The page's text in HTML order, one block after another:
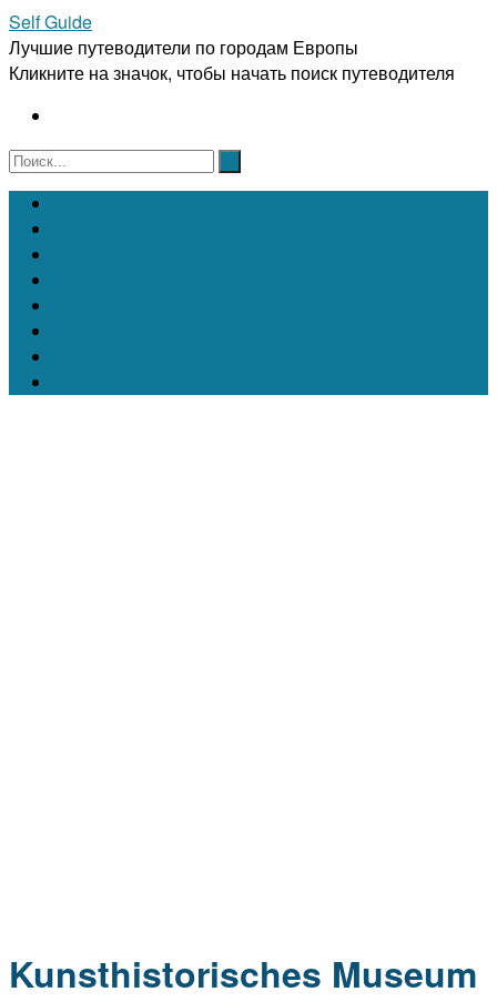
Self Guide
Лучшие путеводители по городам Европы
Кликните на значок, чтобы начать поиск путеводителя
Kunsthistorisches Museum